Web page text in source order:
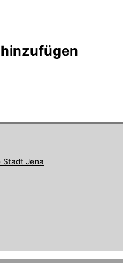
Stadt Jena